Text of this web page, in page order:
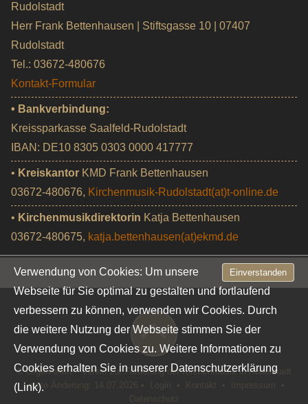
Rudolstadt
Herr Frank Bettenhausen | Stiftsgasse 10 | 07407
Rudolstadt
Tel.: 03672-480676
Kontakt-Formular
• Bankverbindung:
Kreissparkasse Saalfeld-Rudolstadt
IBAN: DE10 8305 0303 0000 417777
• Kreiskantor KMD Frank Bettenhausen
03672-480676, Kirchenmusik-Rudolstadt(at)t-online.de
• Kirchenmusikdirektorin Katja Bettenhausen
03672-480675, katja.bettenhausen(at)ekmd.de
© Orgelverein – Verein zur Förderung der Kirchenmusik in Rudolstadt
Letzte Änderung: 14.07.2026 •
Login • Kontakt • Impressum
•
Datenschutz
Einverstanden
Verwendung von Cookies: Um unsere
Webseite für Sie optimal zu gestalten und fortlaufend
verbessern zu können, verwenden wir Cookies. Durch
die weitere Nutzung der Webseite stimmen Sie der
Verwendung von Cookies zu. Weitere Informationen zu
Cookies erhalten Sie in unserer Datenschutzerklärung
(Link).